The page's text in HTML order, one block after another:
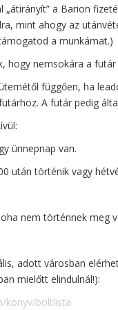
a Barion
mint ahogy az
a munkámat.)
hogy nemsokára a
függően, ha
A futár pedig
ünnepnap van.
után történik vagy
nem történnek meg
adott városban
mielőtt elindulnál!):
konyv/boltlista